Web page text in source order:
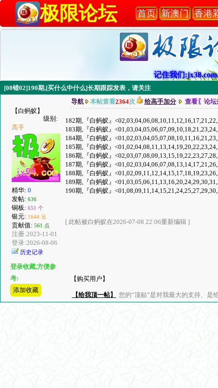
极限论坛 首页 新澳门 香港
记住我们
[08错02]190期,[买什么中什么]长期跟踪发表，请关注
【白蚂蚁】
级别:
高手
精华: 0
发帖: 636
铜板: 651 个
银元: 1644 元
贡献值: 561 点
注册:2023-11-01
登录:2026-08-06
历史记录
登录收藏,方便参
考:
添加收藏
导航 本帖查看2364次 给高手加分 查看〖论坛
182期,『白蚂蚁』
183期,『白蚂蚁』
184期,『白蚂蚁』
185期,『白蚂蚁』
186期,『白蚂蚁』
187期,『白蚂蚁』
188期,『白蚂蚁』
189期,『白蚂蚁』
190期,『白蚂蚁』
[ 此帖被白蚂蚁在2026-07-08 22:06重新编辑 ]
【购买用户】
【给我顶一帖】 您的“顶贴”是对我最大的支持、是